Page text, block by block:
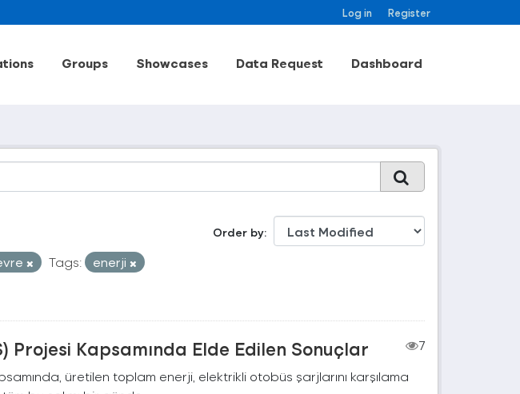
Log in Register
Groups Showcases Data Request Dashboard
Order by
Tags:
enerji
Projesi Kapsamında Elde Edilen Sonuçlar
7
üretilen toplam enerji, elektrikli otobüs şarjlarını karşılama